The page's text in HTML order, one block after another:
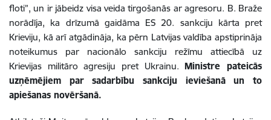
floti”, un ir jābeidz visa veida tirgošanās ar agresoru. B. Braže
norādīja, ka drīzumā gaidāma ES 20. sankciju kārta pret
Krieviju, kā arī atgādināja, ka pērn Latvijas valdība apstiprināja
noteikumus par nacionālo sankciju režīmu attiecībā uz
Krievijas militāro agresiju pret Ukrainu.Ministre pateicās
uzņēmējiem par sadarbību sankciju ieviešanā un to
apiešanas novēršanā.